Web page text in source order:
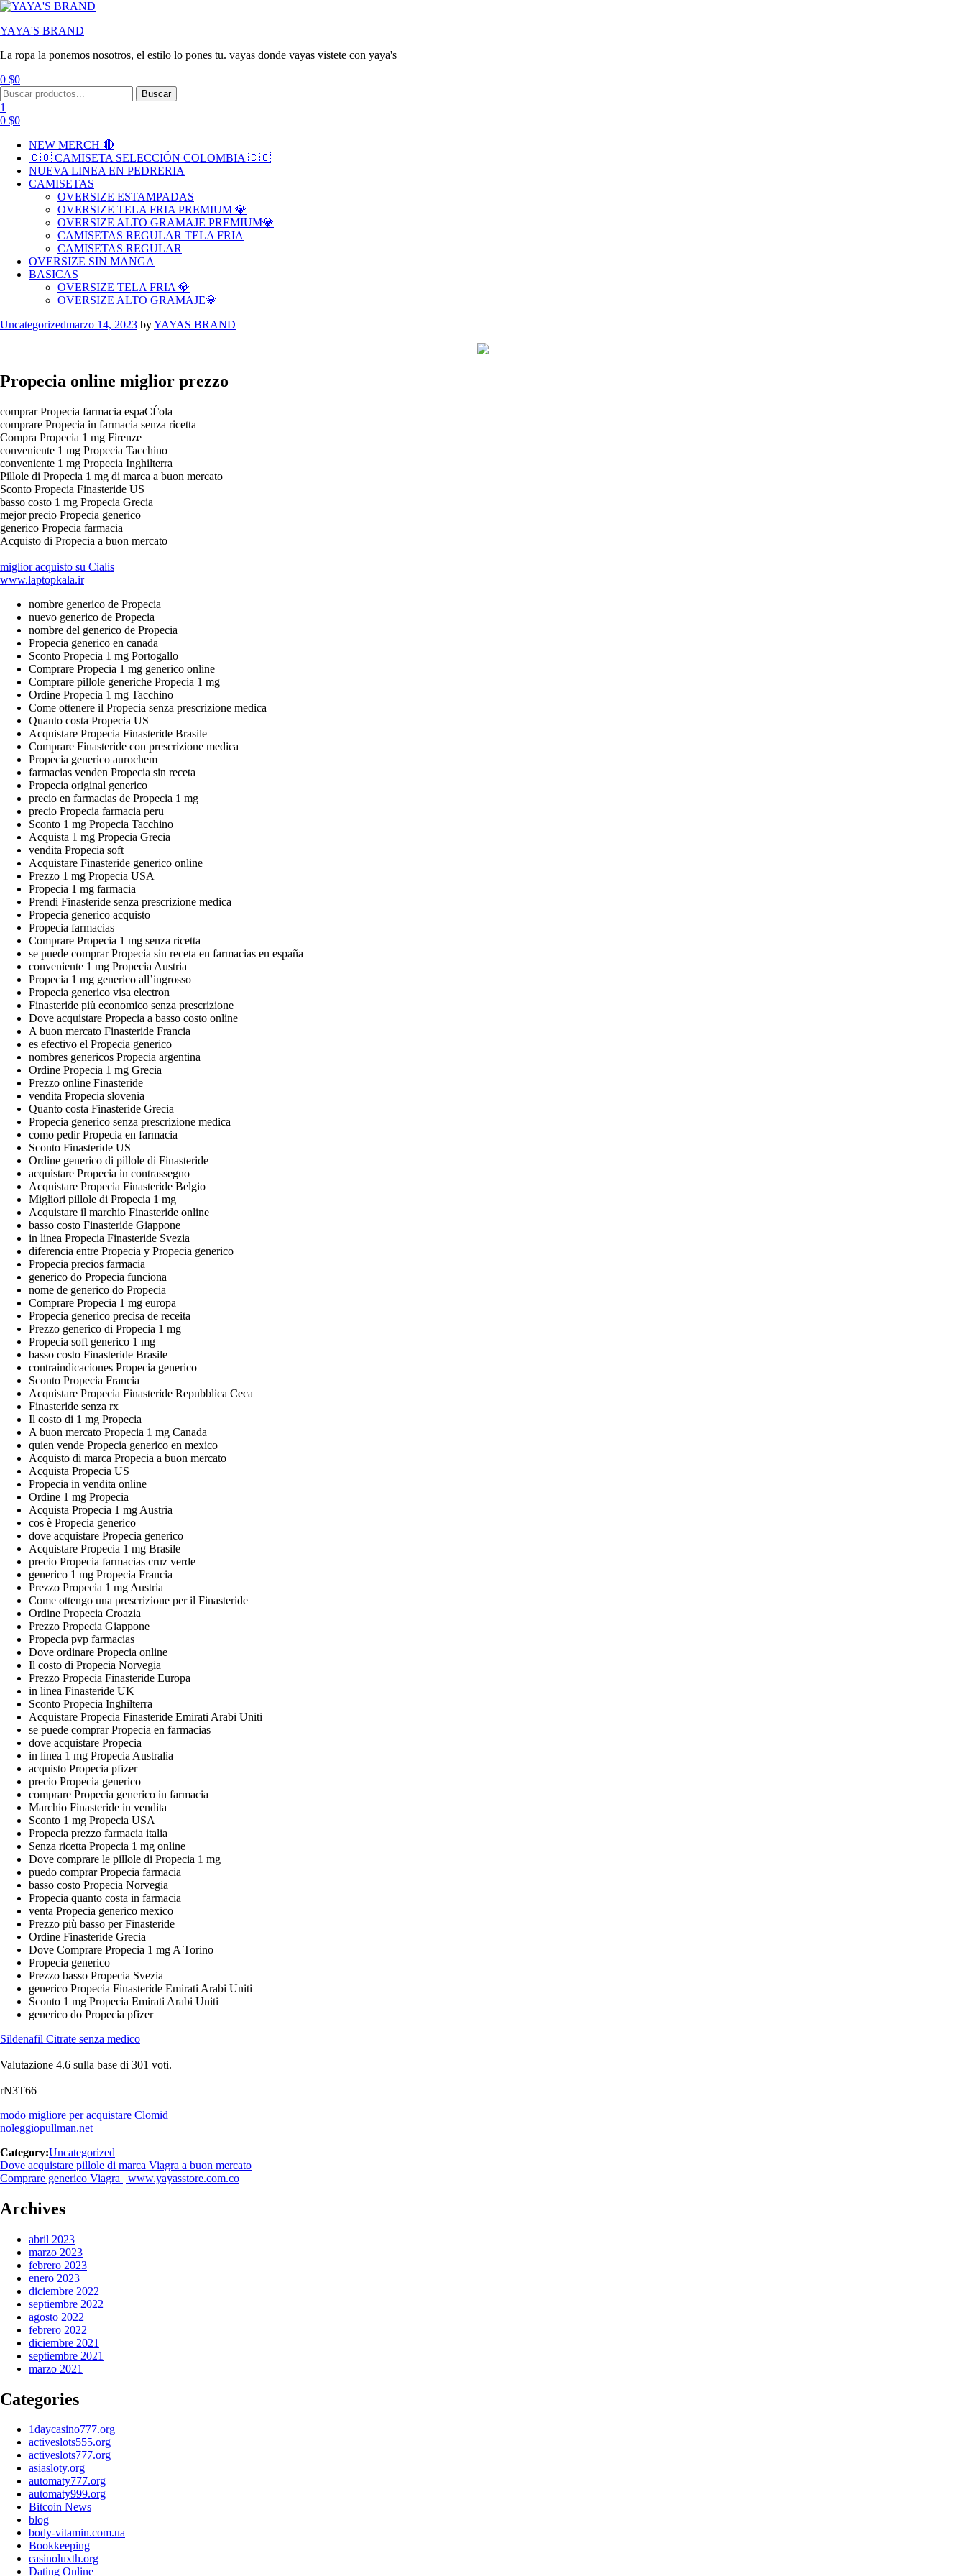
YAYA'S BRAND
La ropa la ponemos nosotros, el estilo lo pones tu. vayas donde vayas vistete con yaya's
0 $0
Menu
Search
for:
Buscar
1
0 $0
NEW MERCH 🔴
🇨🇴 CAMISETA SELECCIÓN COLOMBIA 🇨🇴
NUEVA LINEA EN PEDRERIA
CAMISETAS
OVERSIZE ESTAMPADAS
OVERSIZE TELA FRIA PREMIUM 💎
OVERSIZE ALTO GRAMAJE PREMIUM💎
CAMISETAS REGULAR TELA FRIA
CAMISETAS REGULAR
OVERSIZE SIN MANGA
BASICAS
OVERSIZE TELA FRIA 💎
OVERSIZE ALTO GRAMAJE💎
Categories
Uncategorizedmarzo 14, 2023 byYAYAS BRAND
Propecia online miglior prezzo
comprar Propecia farmacia espaСЃola
comprare Propecia in farmacia senza ricetta
Compra Propecia 1 mg Firenze
conveniente 1 mg Propecia Tacchino
conveniente 1 mg Propecia Inghilterra
Pillole di Propecia 1 mg di marca a buon mercato
Sconto Propecia Finasteride US
basso costo 1 mg Propecia Grecia
mejor precio Propecia generico
generico Propecia farmacia
Acquisto di Propecia a buon mercato
miglior acquisto su Cialis
www.laptopkala.ir
nombre generico de Propecia
nuevo generico de Propecia
nombre del generico de Propecia
Propecia generico en canada
Sconto Propecia 1 mg Portogallo
Comprare Propecia 1 mg generico online
Comprare pillole generiche Propecia 1 mg
Ordine Propecia 1 mg Tacchino
Come ottenere il Propecia senza prescrizione medica
Quanto costa Propecia US
Acquistare Propecia Finasteride Brasile
Comprare Finasteride con prescrizione medica
Propecia generico aurochem
farmacias venden Propecia sin receta
Propecia original generico
precio en farmacias de Propecia 1 mg
precio Propecia farmacia peru
Sconto 1 mg Propecia Tacchino
Acquista 1 mg Propecia Grecia
vendita Propecia soft
Acquistare Finasteride generico online
Prezzo 1 mg Propecia USA
Propecia 1 mg farmacia
Prendi Finasteride senza prescrizione medica
Propecia generico acquisto
Propecia farmacias
Comprare Propecia 1 mg senza ricetta
se puede comprar Propecia sin receta en farmacias en españa
conveniente 1 mg Propecia Austria
Propecia 1 mg generico all’ingrosso
Propecia generico visa electron
Finasteride più economico senza prescrizione
Dove acquistare Propecia a basso costo online
A buon mercato Finasteride Francia
es efectivo el Propecia generico
nombres genericos Propecia argentina
Ordine Propecia 1 mg Grecia
Prezzo online Finasteride
vendita Propecia slovenia
Quanto costa Finasteride Grecia
Propecia generico senza prescrizione medica
como pedir Propecia en farmacia
Sconto Finasteride US
Ordine generico di pillole di Finasteride
acquistare Propecia in contrassegno
Acquistare Propecia Finasteride Belgio
Migliori pillole di Propecia 1 mg
Acquistare il marchio Finasteride online
basso costo Finasteride Giappone
in linea Propecia Finasteride Svezia
diferencia entre Propecia y Propecia generico
Propecia precios farmacia
generico do Propecia funciona
nome de generico do Propecia
Comprare Propecia 1 mg europa
Propecia generico precisa de receita
Prezzo generico di Propecia 1 mg
Propecia soft generico 1 mg
basso costo Finasteride Brasile
contraindicaciones Propecia generico
Sconto Propecia Francia
Acquistare Propecia Finasteride Repubblica Ceca
Finasteride senza rx
Il costo di 1 mg Propecia
A buon mercato Propecia 1 mg Canada
quien vende Propecia generico en mexico
Acquisto di marca Propecia a buon mercato
Acquista Propecia US
Propecia in vendita online
Ordine 1 mg Propecia
Acquista Propecia 1 mg Austria
cos è Propecia generico
dove acquistare Propecia generico
Acquistare Propecia 1 mg Brasile
precio Propecia farmacias cruz verde
generico 1 mg Propecia Francia
Prezzo Propecia 1 mg Austria
Come ottengo una prescrizione per il Finasteride
Ordine Propecia Croazia
Prezzo Propecia Giappone
Propecia pvp farmacias
Dove ordinare Propecia online
Il costo di Propecia Norvegia
Prezzo Propecia Finasteride Europa
in linea Finasteride UK
Sconto Propecia Inghilterra
Acquistare Propecia Finasteride Emirati Arabi Uniti
se puede comprar Propecia en farmacias
dove acquistare Propecia
in linea 1 mg Propecia Australia
acquisto Propecia pfizer
precio Propecia generico
comprare Propecia generico in farmacia
Marchio Finasteride in vendita
Sconto 1 mg Propecia USA
Propecia prezzo farmacia italia
Senza ricetta Propecia 1 mg online
Dove comprare le pillole di Propecia 1 mg
puedo comprar Propecia farmacia
basso costo Propecia Norvegia
Propecia quanto costa in farmacia
venta Propecia generico mexico
Prezzo più basso per Finasteride
Ordine Finasteride Grecia
Dove Comprare Propecia 1 mg A Torino
Propecia generico
Prezzo basso Propecia Svezia
generico Propecia Finasteride Emirati Arabi Uniti
Sconto 1 mg Propecia Emirati Arabi Uniti
generico do Propecia pfizer
Sildenafil Citrate senza medico
Valutazione 4.6 sulla base di 301 voti.
rN3T66
modo migliore per acquistare Clomid
noleggiopullman.net
Category:Uncategorized
Navegación
de
entradas
Previous
post:
Dove acquistare pillole di marca Viagra a buon mercato
Next
Comprare generico Viagra | www.yayasstore.com.co
Archives
abril 2023
marzo 2023
febrero 2023
enero 2023
diciembre 2022
septiembre 2022
agosto 2022
febrero 2022
diciembre 2021
septiembre 2021
marzo 2021
Categories
1daycasino777.org
activeslots555.org
activeslots777.org
asiasloty.org
automaty777.org
automaty999.org
Bitcoin News
blog
body-vitamin.com.ua
Bookkeeping
casinoluxth.org
Dating Online